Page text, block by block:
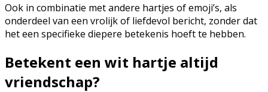
Ook in combinatie met andere hartjes of emoji’s, als
onderdeel van een vrolijk of liefdevol bericht, zonder dat
het een specifieke diepere betekenis hoeft te hebben.
Betekent een wit hartje altijd
vriendschap?